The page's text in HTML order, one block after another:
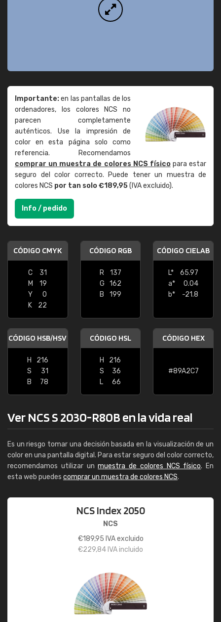
Importante:en las pantallas de los
ordenadores, los colores NCS no
parecen completamente
auténticos. Use la impresión de
color en esta página solo como
referencia. Recomendamos
comprar un muestra de colores NCS físicopara estar
seguro del color correcto. Puede tener un muestra de
colores NCS por tan solo €189,95(IVA excluido).
Info / pedido
CÓDIGO CMYK
C
31
M
19
Y
0
K
22
CÓDIGO RGB
R
137
G
162
B
199
CÓDIGO CIELAB
L*
65.97
a*
0.04
b*
-21.8
CÓDIGO HSB/HSV
H
216
S
31
B
78
CÓDIGO HSL
H
216
S
36
L
66
CÓDIGO HEX
#89A2C7
Ver NCS S 2030-R80B en la vida real
Es un riesgo tomar una decisión basada en la visualización de un
color en una pantalla digital. Para estar seguro del color correcto,
recomendamos utilizar unmuestra de colores NCS físico. En
esta web puedes comprar un muestra de colores NCS.
NCS Index 2050
NCS
€189,95 IVA excluido
€229,84 IVA incluido